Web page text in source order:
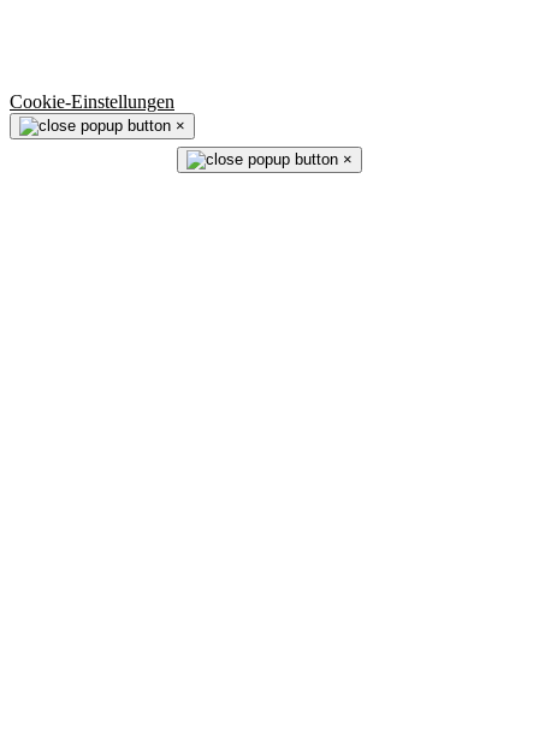
Cookie-Einstellungen
×
×